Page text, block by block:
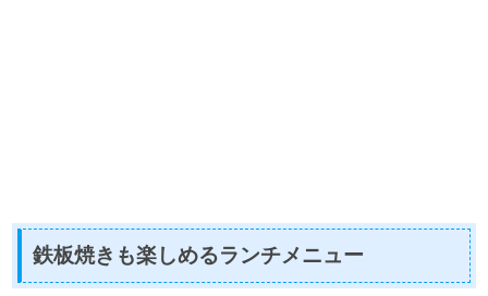
鉄板焼きも楽しめるランチメニュー